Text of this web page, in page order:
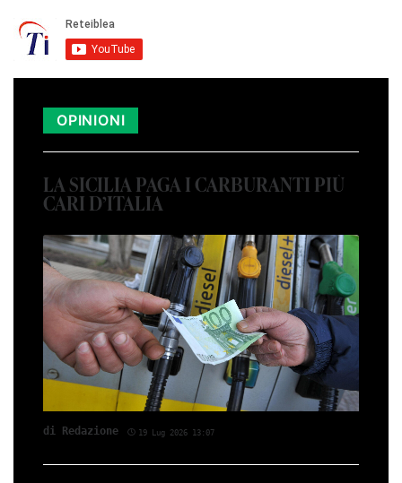
OPINIONI
LA SICILIA PAGA I CARBURANTI PIÙ
CARI D’ITALIA
di Red­azio­ne 19 Lug 2026 13:07